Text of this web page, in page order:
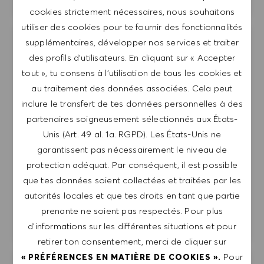
cookies strictement nécessaires, nous souhaitons
utiliser des cookies pour te fournir des fonctionnalités
supplémentaires, développer nos services et traiter
des profils d’utilisateurs. En cliquant sur « Accepter
tout », tu consens à l’utilisation de tous les cookies et
au traitement des données associées. Cela peut
inclure le transfert de tes données personnelles à des
partenaires soigneusement sélectionnés aux États-
Unis (Art. 49 al. 1a. RGPD). Les États-Unis ne
garantissent pas nécessairement le niveau de
protection adéquat. Par conséquent, il est possible
que tes données soient collectées et traitées par les
autorités locales et que tes droits en tant que partie
prenante ne soient pas respectés. Pour plus
d’informations sur les différentes situations et pour
retirer ton consentement, merci de cliquer sur
« PRÉFÉRENCES EN MATIÈRE DE COOKIES ». Pour
SAP ABAP Developer
Turkey
Izmir
Catégorie
Information Technology (IT)
Plein temps
Professionnel
Join our team as a skilled SAP ABAP Developer
and contribute to innovative S/4HANA
applications. Leverage your expertise in ABAP OO,
Clean Code, and modern development practices
to create scalable solutions. Be part of a dynamic
team that values creativity and collaboration.